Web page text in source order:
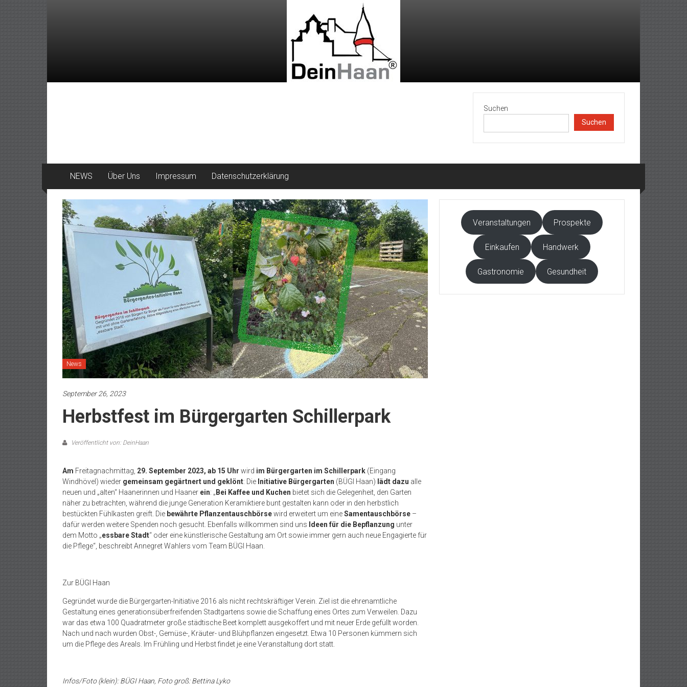
Suchen
Suchen
NEWS Über Uns Impressum Datenschutzerklärung
News
September 26, 2023
Herbstfest im Bürgergarten Schillerpark
Veröffentlicht von: DeinHaan
Am Freitagnachmittag, 29. September 2023, ab 15 Uhr wird im Bürgergarten im Schillerpark (Eingang
Windhövel) wieder gemeinsam gegärtnert und geklönt: Die Initiative Bürgergarten (BÜGI Haan) lädt dazu alle
neuen und „alten“ Haanerinnen und Haaner ein: „ Bei Kaffee und Kuchen bietet sich die Gelegenheit, den Garten
näher zu betrachten, während die junge Generation Keramiktiere bunt gestalten kann oder in den herbstlich
bestückten Fühlkasten greift. Die bewährte Pflanzentauschbörsewird erweitert um eineSamentauschbörse –
dafür werden weitere Spenden noch gesucht. Ebenfalls willkommen sind uns Ideen für die Bepflanzung unter
dem Motto „essbare Stadt“ oder eine künstlerische Gestaltung am Ort sowie immer gern auch neue Engagierte für
die Pflege“, beschreibt Annegret Wahlers vom Team BÜGI Haan.
Zur BÜGI Haan
Gegründet wurde die Bürgergarten-Initiative 2016 als nicht rechtskräftiger Verein. Ziel ist die ehrenamtliche
Gestaltung eines generationsüberfreifenden Stadtgartens sowie die Schaffung eines Ortes zum Verweilen. Dazu
war das etwa 100 Quadratmeter große städtische Beet komplett ausgekoffert und mit neuer Erde gefüllt worden.
Nach und nach wurden Obst-, Gemüse-, Kräuter- und Blühpflanzen eingesetzt. Etwa 10 Personen kümmern sich
um die Pflege des Areals. Im Frühling und Herbst findet je eine Veranstaltung dort statt.
Infos/Foto (klein): BÜGI Haan, Foto groß: Bettina Lyko
Veranstaltungen Prospekte
Einkaufen Handwerk
Gastronomie Gesundheit